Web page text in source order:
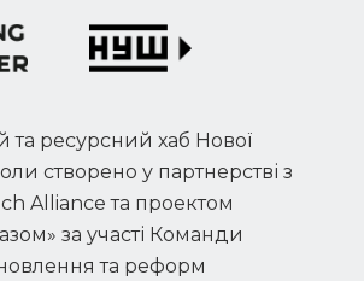
та ресурсний хаб Нової
створено у партнерстві з
Alliance та проектом
за участі Команди
та реформ